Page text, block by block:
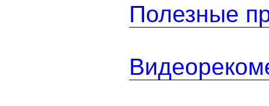
Полезные